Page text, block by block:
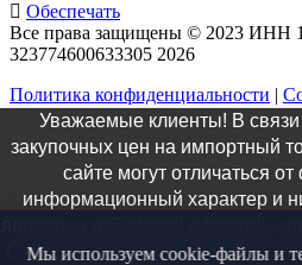
Обеспечать
Все права защищены © 2023 ИНН
323774600633305 2026
Политика конфиденциальности |
персональных данных |Согласие
Заказ звонка
Мы используем cookie-файлы и
Уважаемые клиенты! В
закупочных цен на импортный
сайте могут отличаться
информационный характер и
Статьи 437 ГК РФ. Актуальную